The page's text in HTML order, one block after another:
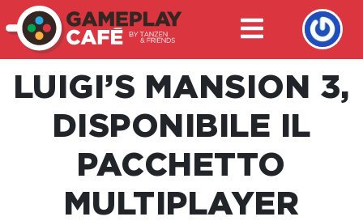
LUIGI’S MANSION 3,
DISPONIBILE IL
PACCHETTO
MULTIPLAYER